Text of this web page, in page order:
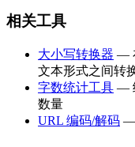
相关工具
大小写转换器 —
文本形式之间转
字数统计工具 —
数量
URL 编码/解码 —